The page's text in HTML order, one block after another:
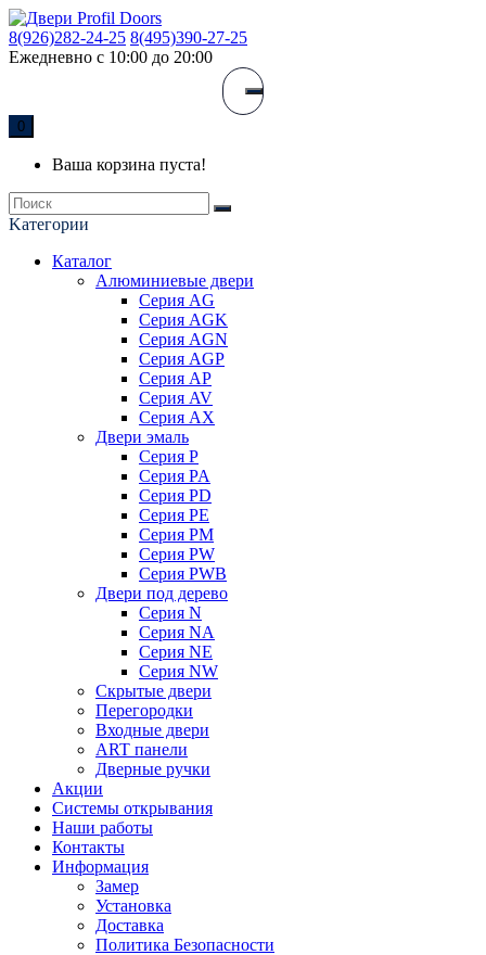
8(926)282-24-25 8(495)390-27-25
Ежедневно с 10:00 до 20:00
0
Ваша корзина пуста!
Kатегории
Каталог
Алюминиевые двери
Серия AG
Серия AGK
Серия AGN
Серия AGP
Серия AP
Серия AV
Серия AX
Двери эмаль
Серия P
Серия PA
Серия PD
Серия PE
Серия PM
Серия PW
Серия PWB
Двери под дерево
Серия N
Серия NA
Серия NE
Серия NW
Скрытые двери
Перегородки
Входные двери
ART панели
Дверные ручки
Акции
Системы открывания
Наши работы
Контакты
Информация
Замер
Установка
Доставка
Политика Безопасности